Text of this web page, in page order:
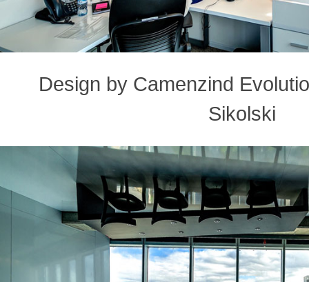
Design by Camenzind
Sikolski